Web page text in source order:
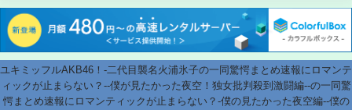
ユキミッフルAKB46！-二代目襲名火浦氷子の一同驚愕まとめ速報にロマンテ
ィックが止まらない？--僕が見たかった夜空！独女批判殺到激闘編--の一同驚
愕まとめ速報にロマンティックが止まらない？-僕の見たかった夜空編--僕の